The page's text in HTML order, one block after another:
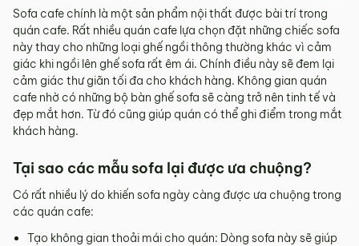
Sofa cafe chính là một sản phẩm nội thất được bài trí trong
quán cafe. Rất nhiều quán cafe lựa chọn đặt những chiếc sofa
này thay cho những loại ghế ngồi thông thường khác vì cảm
giác khi ngồi lên ghế sofa rất êm ái. Chính điều này sẽ đem lại
cảm giác thư giãn tối đa cho khách hàng. Không gian quán
cafe nhờ có những bộ bàn ghế sofa sẽ càng trở nên tinh tế và
đẹp mắt hơn. Từ đó cũng giúp quán có thể ghi điểm trong mắt
khách hàng.
Tại sao các mẫu sofa lại được ưa chuộng?
Có rất nhiều lý do khiến sofa ngày càng được ưa chuộng trong
các quán cafe:
Tạo không gian thoải mái cho quán: Dòng sofa này sẽ giúp